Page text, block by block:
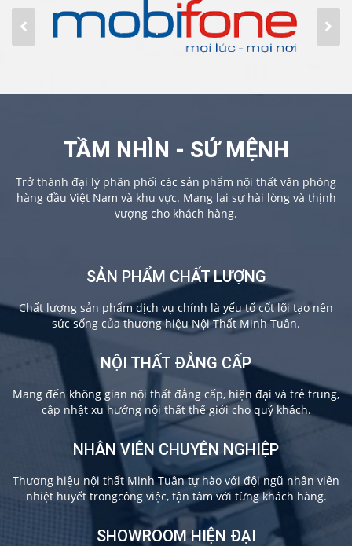
TẦM NHÌN - SỨ MỆNH
Trở thành đại lý phân phối các sản phẩm nội thất văn phòng
hàng đầu Việt Nam và khu vực. Mang lại sự hài lòng và thịnh
vượng cho khách hàng.
SẢN PHẨM CHẤT LƯỢNG
Chất lượng sản phẩm dịch vụ chính là yếu tố cốt lõi tạo nên
sức sống của thương hiệu Nội Thất Minh Tuân.
NỘI THẤT ĐẲNG CẤP
Mang đến không gian nội thất đẳng cấp, hiện đại và trẻ trung,
cập nhật xu hướng nội thất thế giới cho quý khách.
NHÂN VIÊN CHUYÊN NGHIỆP
Thương hiệu nội thất Minh Tuân tự hào với đội ngũ nhân viên
nhiệt huyết trongcông việc, tận tâm với từng khách hàng.
SHOWROOM HIỆN ĐẠI